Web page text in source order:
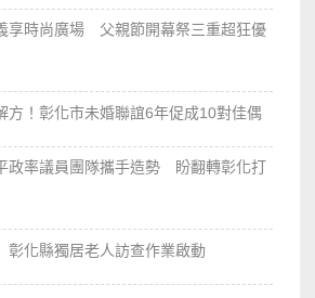
享時尚廣場 父親節開幕祭三重超狂優
方！彰化市未婚聯誼6年促成10對佳偶
政率議員團隊攜手造勢 盼翻轉彰化打
化縣獨居老人訪查作業啟動